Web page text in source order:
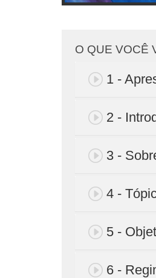
O QUE VOCÊ
1 -
2 -
3 -
4 -
5 -
6 -